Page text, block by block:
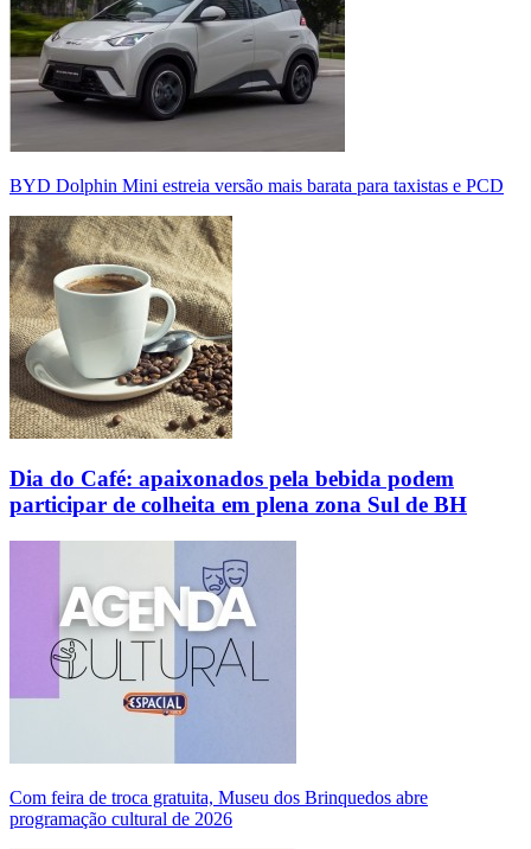
BYD Dolphin Mini estreia versão mais barata para taxistas e PCD
Dia do Café: apaixonados pela bebida podem
participar de colheita em plena zona Sul de BH
Com feira de troca gratuita, Museu dos Brinquedos abre
programação cultural de 2026